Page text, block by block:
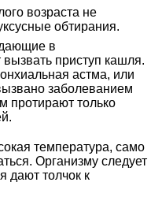
возраста не
обтирания.
в
приступ кашля.
астма, или
заболеванием
протирают только
температура, само
Организму следует
дают толчок к